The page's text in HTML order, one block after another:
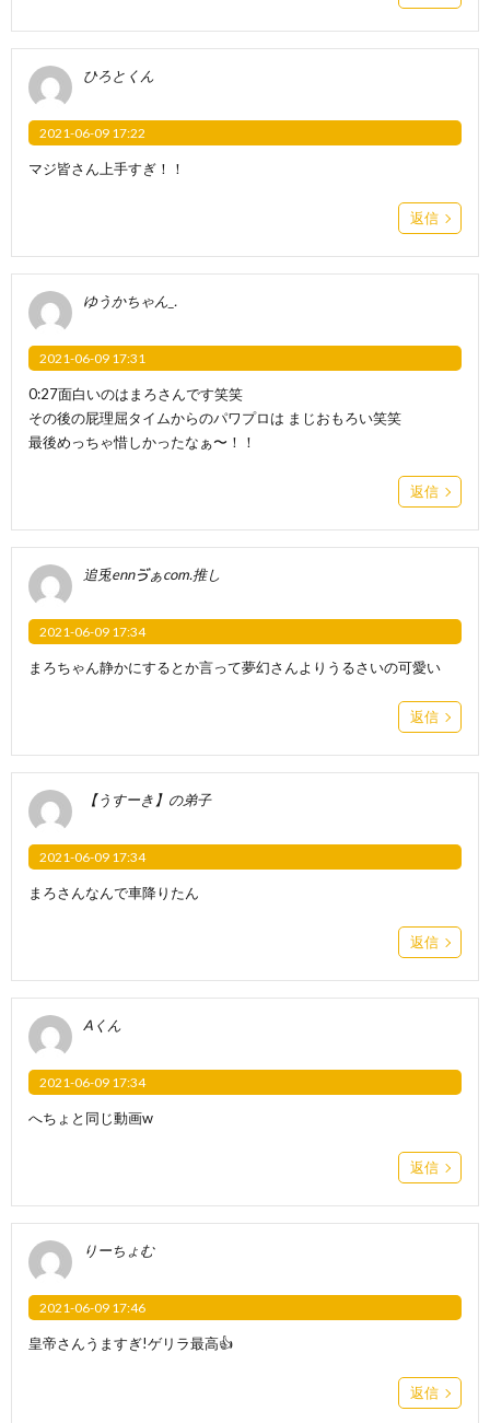
ひろとくん
2021-06-09 17:22
マジ皆さん上手すぎ！！
返信
ゆうかちゃん_.
2021-06-09 17:31
0:27面白いのはまろさんです笑笑
その後の屁理屈タイムからのパワプロは まじおもろい笑笑
最後めっちゃ惜しかったなぁ〜！！
返信
追兎ennゔぁcom.推し
2021-06-09 17:34
まろちゃん静かにするとか言って夢幻さんよりうるさいの可愛い
返信
【うすーき】の弟子
2021-06-09 17:34
まろさんなんで車降りたん
返信
Aくん
2021-06-09 17:34
へちょと同じ動画w
返信
りーちょむ
2021-06-09 17:46
皇帝さんうますぎ!ゲリラ最高👍
返信